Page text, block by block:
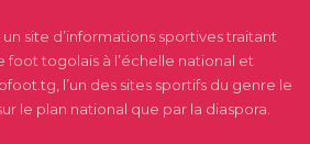
site d’informations sportives traitant
foot togolais à l’échelle national et
l’un des sites sportifs du genre le
le plan national que par la diaspora.